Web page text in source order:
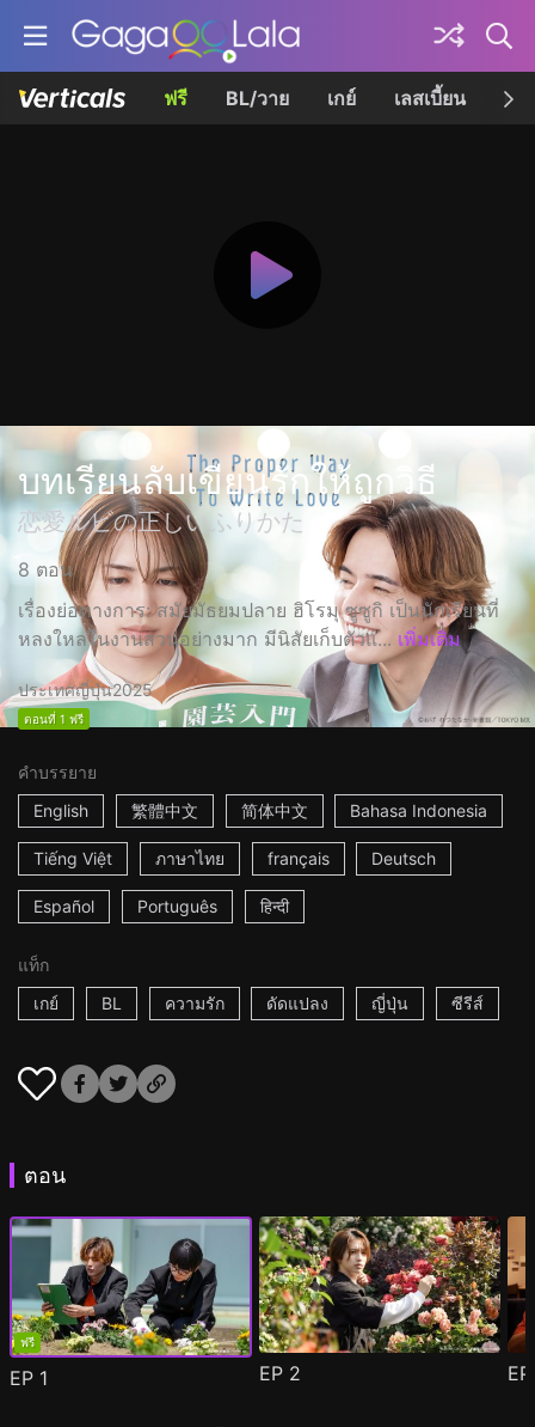
ฟรี BL/วาย เกย์ เลสเบี้ยน เค
บทเรียนลับเขียนรักให้ถูกวิธี
恋愛ルビの正しいふりかた
8 ตอน
เรื่องย่อทางการ: สมัยมัธยมปลาย ฮิโรมุ ซูซูกิ เป็นนักเรียนที่
หลงใหลในงานสวนอย่างมาก มีนิสัยเก็บตัวแ... เพิ่มเติม
ประเทศญี่ปุ่น2025
ตอนที่ 1 ฟรี
คำบรรยาย
English
繁體中文 简体中文 Bahasa Indonesia
Tiếng Việt ภาษาไทย français Deutsch
Español Português हिन्दी
แท็ก
เกย์
BL ความรัก ดัดแปลง ญี่ปุ่น ซีรีส์
ตอน
ฟรี
EP 1 EP 2